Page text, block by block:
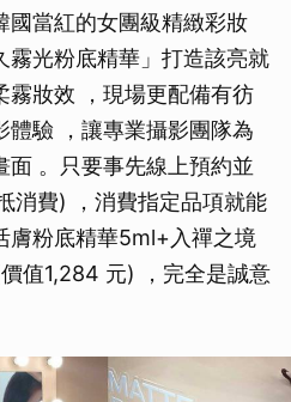
國當紅的女團級精緻彩妝
霧光粉底精華」打造該亮就
霧妝效 ，現場更配備有彷
體驗 ，讓專業攝影團隊為
面 。只要事先線上預約並
消費) ，消費指定品項就能
膚粉底精華5ml+入禪之境
值1,284 元) ，完全是誠意